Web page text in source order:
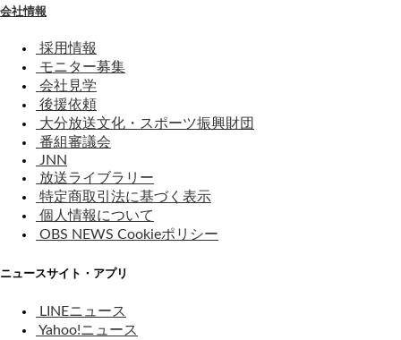
会社情報
採用情報
モニター募集
会社見学
後援依頼
大分放送文化・スポーツ振興財団
番組審議会
JNN
放送ライブラリー
特定商取引法に基づく表示
個人情報について
OBS NEWS Cookieポリシー
ニュースサイト・アプリ
LINEニュース
Yahoo!ニュース